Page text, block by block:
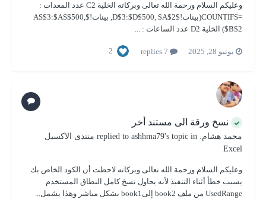
وعليكم السلام ورحمة الله تعالى وبركاته الخلية C2 عدد المعدات :
=COUNTIFS(بينات!$D$3:$D$500, $A$2, بينات!$AS$3:$AS$500,
$B$2) الخلية D2 عدد الساعات : ...
يونيو 28, 2025 2
نسخ ورقة الى مستند أخر
محمد هشام. ashhma79's topic in
منتدى الاكسيل
Excel
وعليكم السلام ورحمة الله تعالى وبركاته لاحظت أن الكود الخاص بك
يسبب خطأ أثناء التنفيذ لأنه يحاول نسخ كامل النطاق المستخدم
UsedRange من ملف book2 إلىbook1 بشكل مباشر وهذا يشمل...